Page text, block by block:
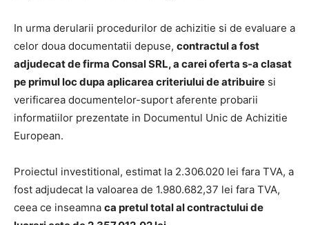
In urma derularii procedurilor de achizitie si de evaluare a
celor doua documentatii depuse, contractul a fost
adjudecat de firma Consal SRL, a carei oferta s-a clasat
pe primul loc dupa aplicarea criteriului de atribuire si
verificarea documentelor-suport aferente probarii
informatiilor prezentate in Documentul Unic de Achizitie
European.
Proiectul investitional, estimat la 2.306.020 lei fara TVA, a
fost adjudecat la valoarea de 1.980.682,37 lei fara TVA,
ceea ce inseamna ca pretul total al contractului de